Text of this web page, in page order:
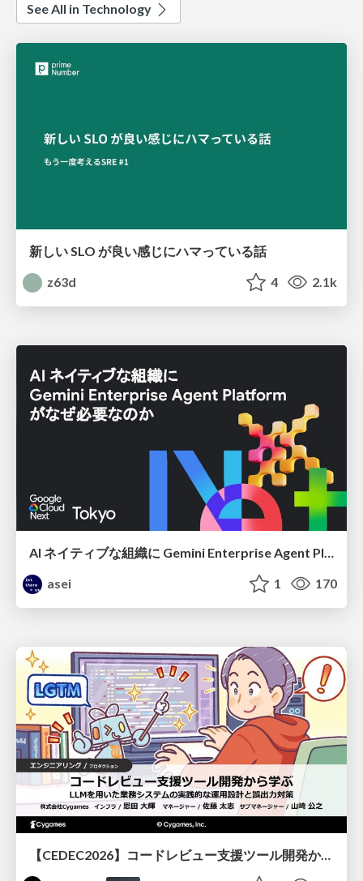
See All in Technology
新しい SLO が良い感じにハマっている話
z63d
4 2.1k
AI ネイティブな組織に Gemini Enterprise Agent Platform がなぜ必要なのか
asei
1 170
【CEDEC2026】コードレビュー支援ツール開発から学ぶ：LLMを用いた業務システムの実践的な運用設計と誤出力対策